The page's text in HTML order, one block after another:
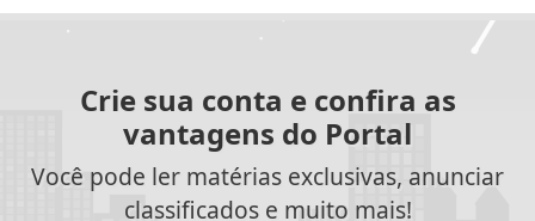
Crie sua conta e confira as
vantagens do Portal
Você pode ler matérias exclusivas, anunciar
classificados e muito mais!